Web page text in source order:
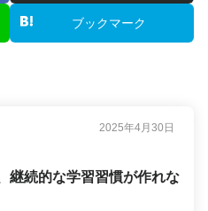
ブックマーク
2025年4月30日
継続的な学習習慣が作れな